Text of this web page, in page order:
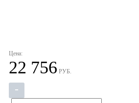
Цена:
22 756 РУБ.
-